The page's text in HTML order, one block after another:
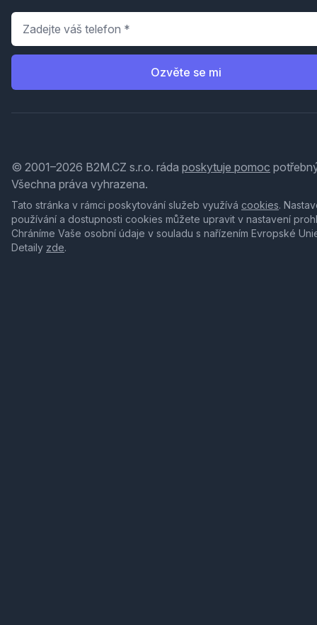
Telefon
Ozvěte se mi
© 2001–2026 B2M.CZ s.r.o. ráda poskytuje pomoc
Všechna práva vyhrazena.
Tato stránka v rámci poskytování služeb využívá cookies.
používání a dostupnosti cookies můžete upravit v nastavení
Chráníme Vaše osobní údaje v souladu s nařízením Evropské
Detaily zde.